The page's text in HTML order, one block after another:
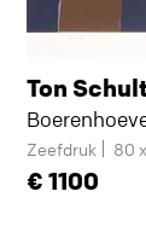
Ton
Zeefdruk 80
1100